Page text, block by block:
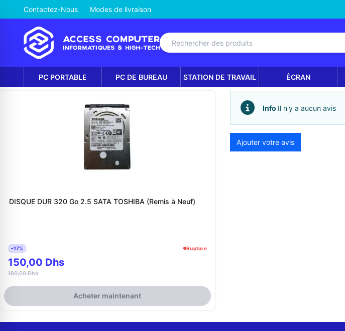
Contactez-Nous Modes de livraison
PC PORTABLE PC DE BUREAU STATION DE TRAVAIL ÉCRAN
DISQUE DUR 320 Go 2.5 SATA TOSHIBA (Remis à Neuf)
-17% Rupture
150,00 Dhs
180,00 Dhs
Acheter maintenant
Info Il n'y a aucun avis
Ajouter votre avis